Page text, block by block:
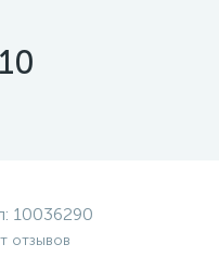
10036290
отзывов